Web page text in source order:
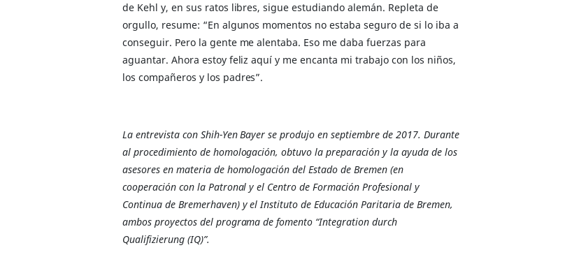
de Kehl y, en sus ratos libres, sigue estudiando alemán. Repleta de
orgullo, resume: “En algunos momentos no estaba seguro de si lo iba a
conseguir. Pero la gente me alentaba. Eso me daba fuerzas para
aguantar. Ahora estoy feliz aquí y me encanta mi trabajo con los niños,
los compañeros y los padres”.
La entrevista con Shih-Yen Bayer se produjo en septiembre de 2017. Durante
al procedimiento de homologación, obtuvo la preparación y la ayuda de los
asesores en materia de homologación del Estado de Bremen (en
cooperación con la Patronal y el Centro de Formación Profesional y
Continua de Bremerhaven) y el Instituto de Educación Paritaria de Bremen,
ambos proyectos del programa de fomento “Integration durch
Qualifizierung (IQ)”.